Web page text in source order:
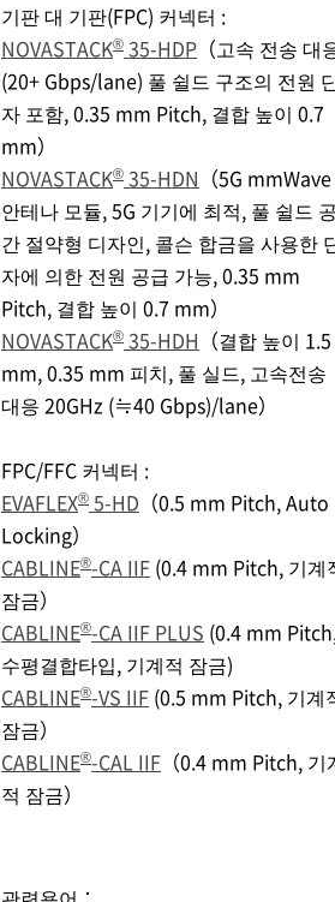
기판 대 기판(FPC) 커넥터 :
NOVASTACK® 35-HDP （고속 전송 대
(20+ Gbps/lane) 풀 쉴드 구조의 전원
자 포함, 0.35 mm Pitch, 결합 높이 0.7
mm）
NOVASTACK® 35-HDN （5G mmWave
안테나 모듈, 5G 기기에 최적, 풀 쉴드
간 절약형 디자인, 콜슨 합금을 사용한
자에 의한 전원 공급 가능, 0.35 mm
Pitch, 결합 높이 0.7 mm）
NOVASTACK® 35-HDH （결합 높이 1.5
mm, 0.35 mm 피치, 풀 실드, 고속전송
대응 20GHz (≒40 Gbps)/lane）
FPC/FFC 커넥터 :
EVAFLEX® 5-HD （0.5 mm Pitch, Auto
Locking）
CABLINE®-CA IIF (0.4 mm Pitch, 기계
잠금）
CABLINE®-CA IIF PLUS (0.4 mm
수평결합타입, 기계적 잠금)
CABLINE®-VS IIF (0.5 mm Pitch, 기계
잠금）
CABLINE®-CAL IIF （0.4 mm Pitch, 기
적 잠금）